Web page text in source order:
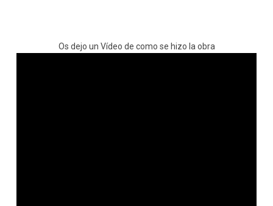
Os dejo un Vídeo de como se hizo la obra